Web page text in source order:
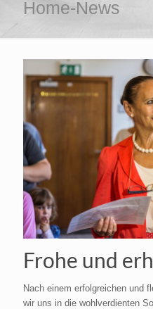
Home-News
Frohe und
Nach einem erfolgreichen und
wir uns in die wohlverdienten